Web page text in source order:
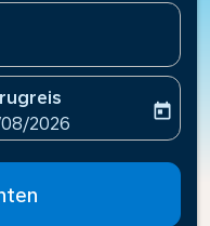
labelreturn-date-
2026
today